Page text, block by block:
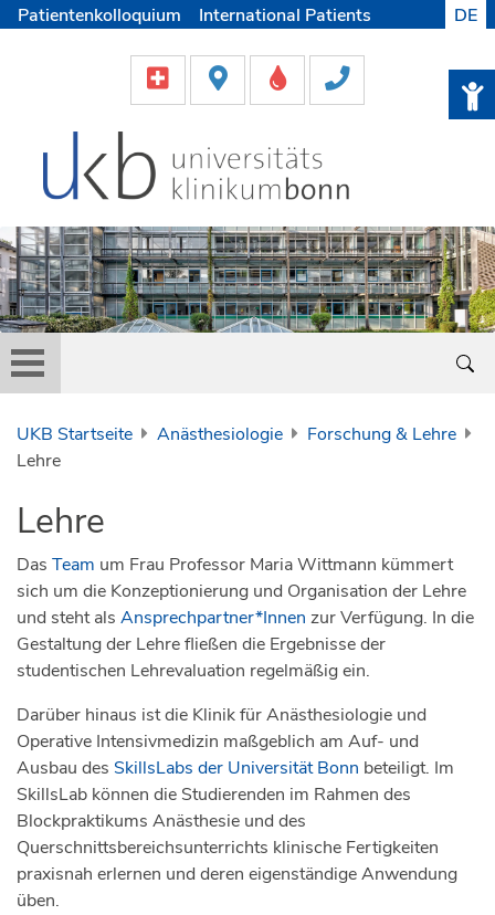
Patientenkolloquium
International Patients
Helfen & Spenden
Medien
DE
UKB Startseite Anästhesiologie
Forschung & Lehre
Lehre
Lehre
Das Team um Frau Professor Maria Wittmann kümmert
sich um die Konzeptionierung und Organisation der Lehre
und steht als Ansprechpartner*Innen zur Verfügung. In die
Gestaltung der Lehre fließen die Ergebnisse der
studentischen Lehrevaluation regelmäßig ein.
Darüber hinaus ist die Klinik für Anästhesiologie und
Operative Intensivmedizin maßgeblich am Auf- und
Ausbau des SkillsLabs der Universität Bonn beteiligt. Im
SkillsLab können die Studierenden im Rahmen des
Blockpraktikums Anästhesie und des
Querschnittsbereichsunterrichts klinische Fertigkeiten
praxisnah erlernen und deren eigenständige Anwendung
üben.